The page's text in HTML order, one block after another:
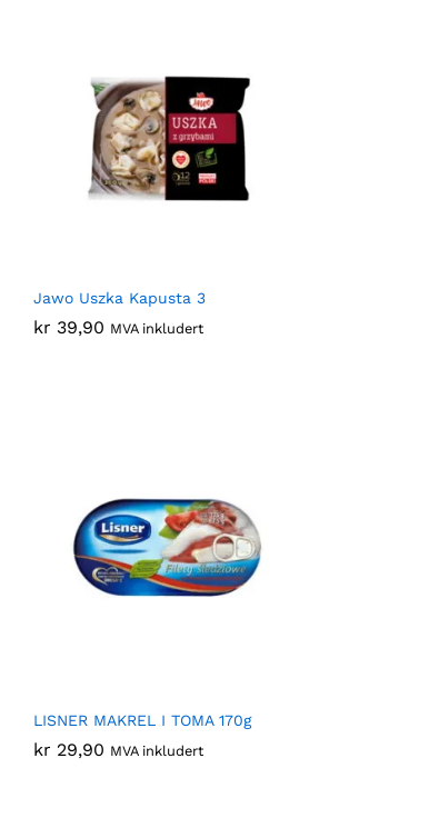
Jawo Uszka Kapusta 3
kr 39,90 MVA inkludert
kr 39,90
LISNER MAKREL I TOMA 170g
kr 29,90 MVA inkludert
kr 29,90